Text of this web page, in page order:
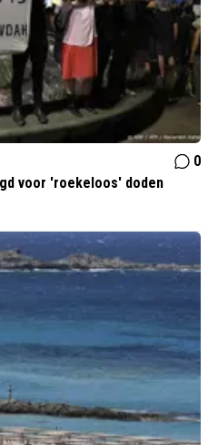
0
voor 'roekeloos' doden